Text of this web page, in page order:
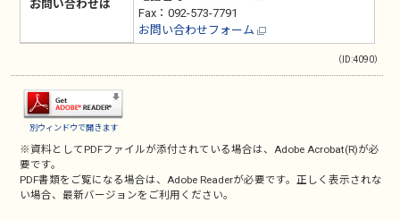
お問い合わせは
Fax：092-573-7791
お問い合わせフォーム
（ID:4090）
別ウィンドウで開きます
※資料としてPDFファイルが添付されている場合は、 Adobe Acrobat(R)が必
要です。
PDF書類をご覧になる場合は、 Adobe Readerが必要です。正しく表示されな
い場合、最新バージョンをご利用ください。